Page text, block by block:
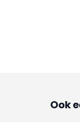
Ook